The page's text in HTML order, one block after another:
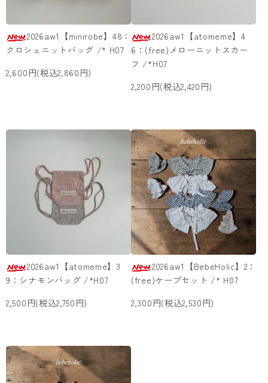
2026aw1【minirobe】48：
クロシェニットバッグ /* H07
2,600円(税込2,860円)
2026aw1【atomeme】4
6：(free)メローニットスカー
フ /*H07
2,200円(税込2,420円)
2026aw1【atomeme】3
9：シナモンバッグ /*H07
2,500円(税込2,750円)
2026aw1【BebeHolic】2：
(free)ケープセット /* H07
2,300円(税込2,530円)